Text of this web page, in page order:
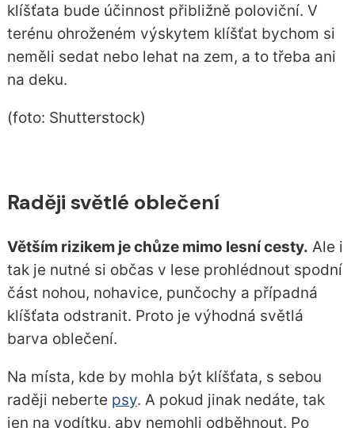
klíšťata bude účinnost přibližně poloviční. V
terénu ohroženém výskytem klíšťat bychom si
neměli sedat nebo lehat na zem, a to třeba ani
na deku.
(foto: Shutterstock)
Raději světlé oblečení
Větším rizikem je chůze mimo lesní cesty. Ale i
tak je nutné si občas v lese prohlédnout spodní
část nohou, nohavice, punčochy a případná
klíšťata odstranit. Proto je výhodná světlá
barva oblečení.
Na místa, kde by mohla být klíšťata, s sebou
raději neberte psy. A pokud jinak nedáte, tak
jen na vodítku, aby nemohli odběhnout. Po